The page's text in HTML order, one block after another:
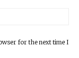
for the next time I